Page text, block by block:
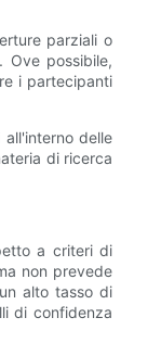
parziali o
Ove possibile,
i partecipanti
delle
di ricerca
a criteri di
non prevede
alto tasso di
di confidenza